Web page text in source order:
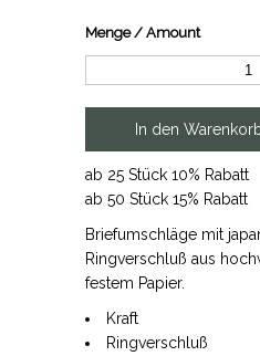
Menge / Amount
ab 25 Stück 10% Rabatt
ab 50 Stück 15% Rabatt
Briefumschläge mit
Ringverschluß aus
festem Papier.
Kraft
Ringverschluß